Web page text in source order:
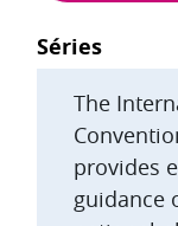
Blocs
Séries
The
provides
guidance